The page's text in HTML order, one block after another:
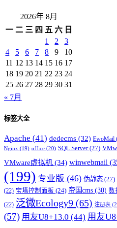
2026年 8月
一 二 三 四 五 六 日
1
2
3
4
5 6 7 8 9
10
11 12 13 14 15 16 17
18 19 20 21 22 23 24
25 26 27 28 29 30 31
« 7月
标签大全
Apache (41) dedecms (32) EwoMail
Nginx (19) office (20) SQL Server(27)
VMware虚拟机 (34) winwebmail
(199) 专业版 (46) 伪静态 (27)
(22) 宝塔控制面板 (24) 帝国cms (30) 数
(22) 泛微Ecology9 (65) 注册表
(57) 用友U8+13.0 (44) 用友